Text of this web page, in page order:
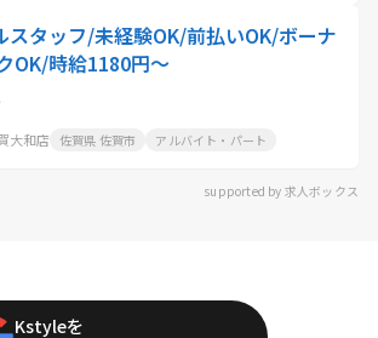
スタッフ/未経験OK/前払いOK/ボーナ
OK/時給1180円～
大和店 佐賀県 佐賀市 アルバイト・パート
supported by 求人ボックス
Kstyleを